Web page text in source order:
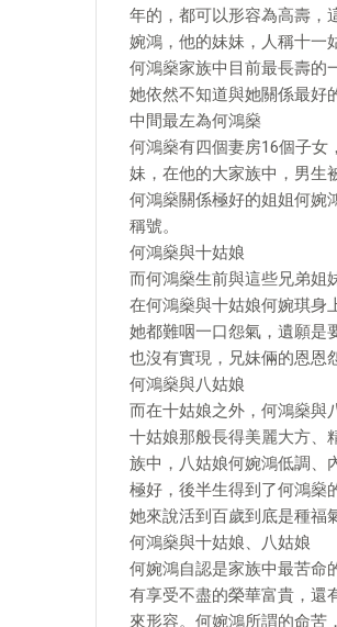
年的，都可以形容為高壽，
婉鴻，他的妹妹，人稱十一
何鴻燊家族中目前最長壽的
她依然不知道與她關係最好
中間最左為何鴻燊
何鴻燊有四個妻房16個子女
妹，在他的大家族中，男生
何鴻燊關係極好的姐姐何婉
稱號。
何鴻燊與十姑娘
而何鴻燊生前與這些兄弟姐
在何鴻燊與十姑娘何婉琪身
她都難咽一口怨氣，遺願是
也沒有實現，兄妹倆的恩恩
何鴻燊與八姑娘
而在十姑娘之外，何鴻燊與
十姑娘那般長得美麗大方、
族中，八姑娘何婉鴻低調、
極好，後半生得到了何鴻燊
她來說活到百歲到底是種福
何鴻燊與十姑娘、八姑娘
何婉鴻自認是家族中最苦命
有享受不盡的榮華富貴，還
來形容。何婉鴻所謂的命苦